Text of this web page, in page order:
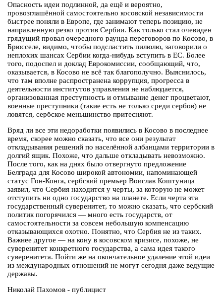
Опасность идеи подлинной, да ещё и вероятно,
провозглашённой самостоятельно косовской независимости
быстрее поняли в Европе, где занимают теперь позицию, не
направленную резко против Сербии. Как только стал очевиден
грядущий провал очередного раунда переговоров по Косово, в
Брюсселе, видимо, чтобы подсластить пилюлю, заговорили о
неплохих шансах Сербии когда-нибудь вступить в ЕС. Более
того, подоспел и доклад Еврокомиссии, сообщающий, что,
оказывается, в Косово не всё так благополучно. Выяснилось,
что там вполне распространена коррупция, прогресса в
деятельности институтов управления не наблюдается,
организованная преступность и отмывание денег процветают,
военные преступники (такие есть не только среди сербов) не
ловятся, сербское меньшинство притесняют.
Вряд ли все эти недоработки появились в Косово в последнее
время, скорее можно сказать, что все они результат
откладывания решений по населённой албанцами территории в
долгий ящик. Похоже, что дальше откладывать невозможно.
После того, как на днях было отвергнуто предложение
Белграда для Косово широкой автономии, напоминающей
статус Гон-Конга, сербский премьер Воислав Коштуница
заявил, что Сербия находится у черты, за которую не может
отступить ни одно государство на планете. Если черта эта
государственный суверенитет, то можно сказать, что сербский
политик погорячился — много есть государств, от
самостоятельности за совсем небольшую компенсацию
отказывающихся охотно. Понятно, что Сербия не из таких.
Важнее другое — на кону в косовском кризисе, похоже, не
суверенитет конкретного государства, а сама идея такого
суверенитета. Пойти же на окончательное удаление этой идеи
из международных отношений не могут сегодня даже ведущие
державы.
Николай Пахомов - публицист